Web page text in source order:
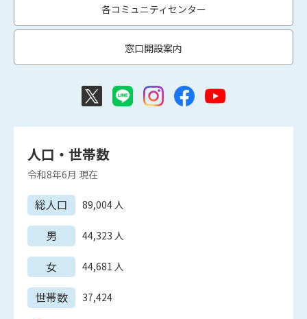
各コミュニティセンター
窓口開設案内
人口・世帯数
令和8年6月 現在
総人口 89,004人
男 44,323 人
女 44,681 人
世帯数 37,424